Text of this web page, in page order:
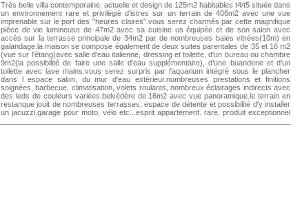
Très belle villa contemporaine, actuelle et design de 125m2 habitables t4/t5 située dans
un environnement rare et privilégié d'istres sur un terrain de 406m2 avec une vue
imprenable sur le port des "heures claires".vous serez charmés par cette magnifique
pièce de vie lumineuse de 47m2 avec sa cuisine us équipée et de son salon avec
accès sur la terrasse principale de 34m2 par de nombreuses baies vitrées(10m) en
galandage.la maison se compose également de deux suites parentales de 35 et 16 m2
(vue sur l'étang)avec salle d'eau italienne, dressing et toilette, d'un bureau ou chambre
9m2(la possibilité de faire une salle d'eau supplémentaire), d'une buanderie et d'un
toilette avec lave mains.vous serez surpris par l'aquarium intégré sous le plancher
dans l espace salon, du mur d'eau extérieur.nombreuses prestations et finitions
soignées, barbecue, climatisation, volets roulants, nombreux éclairages indirects avec
des leds de couleurs variées.belvédère de 16m2 avec vue panoramique.le terrain en
restanque jouit de nombreuses terrasses, espace de détente et possibilité d'y installer
un jacuzzi.garage pour moto, vélo etc...esprit appartement. rare, produit exceptionnel